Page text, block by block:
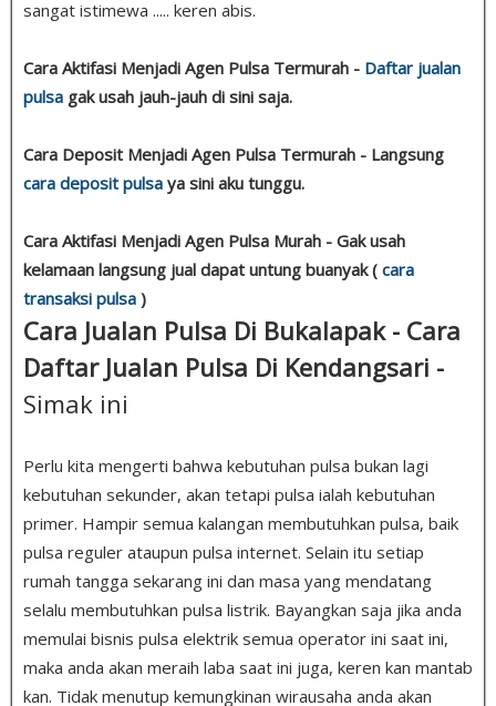
sangat istimewa ..... keren abis.
Cara Aktifasi Menjadi Agen Pulsa Termurah - Daftar jualan
pulsa gak usah jauh-jauh di sini saja.
Cara Deposit Menjadi Agen Pulsa Termurah - Langsung
cara deposit pulsa ya sini aku tunggu.
Cara Aktifasi Menjadi Agen Pulsa Murah - Gak usah
kelamaan langsung jual dapat untung buanyak ( cara
transaksi pulsa )
Cara Jualan Pulsa Di Bukalapak - Cara
Daftar Jualan Pulsa Di Kendangsari -
Simak ini
Perlu kita mengerti bahwa kebutuhan pulsa bukan lagi
kebutuhan sekunder, akan tetapi pulsa ialah kebutuhan
primer. Hampir semua kalangan membutuhkan pulsa, baik
pulsa reguler ataupun pulsa internet. Selain itu setiap
rumah tangga sekarang ini dan masa yang mendatang
selalu membutuhkan pulsa listrik. Bayangkan saja jika anda
memulai bisnis pulsa elektrik semua operator ini saat ini,
maka anda akan meraih laba saat ini juga, keren kan mantab
kan. Tidak menutup kemungkinan wirausaha anda akan